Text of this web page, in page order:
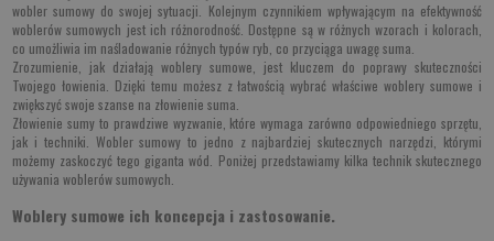
wobler sumowy do swojej sytuacji. Kolejnym czynnikiem wpływającym na efektywność
woblerów sumowych jest ich różnorodność. Dostępne są w różnych wzorach i kolorach,
co umożliwia im naśladowanie różnych typów ryb, co przyciąga uwagę suma.
Zrozumienie, jak działają woblery sumowe, jest kluczem do poprawy skuteczności
Twojego łowienia. Dzięki temu możesz z łatwością wybrać właściwe woblery sumowe i
zwiększyć swoje szanse na złowienie suma.
Złowienie sumy to prawdziwe wyzwanie, które wymaga zarówno odpowiedniego sprzętu,
jak i techniki. Wobler sumowy to jedno z najbardziej skutecznych narzędzi, którymi
możemy zaskoczyć tego giganta wód. Poniżej przedstawiamy kilka technik skutecznego
używania woblerów sumowych.
Woblery sumowe ich koncepcja i zastosowanie.